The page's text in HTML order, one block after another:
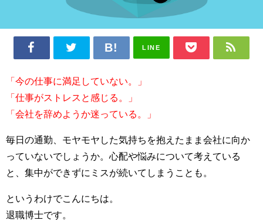
LINE
「今の仕事に満足していない。」
「仕事がストレスと感じる。」
「会社を辞めようか迷っている。」
毎日の通勤、モヤモヤした気持ちを抱えたまま会社に向か
っていないでしょうか。心配や悩みについて考えている
と、集中ができずにミスが続いてしまうことも。
というわけでこんにちは。
退職博士です。